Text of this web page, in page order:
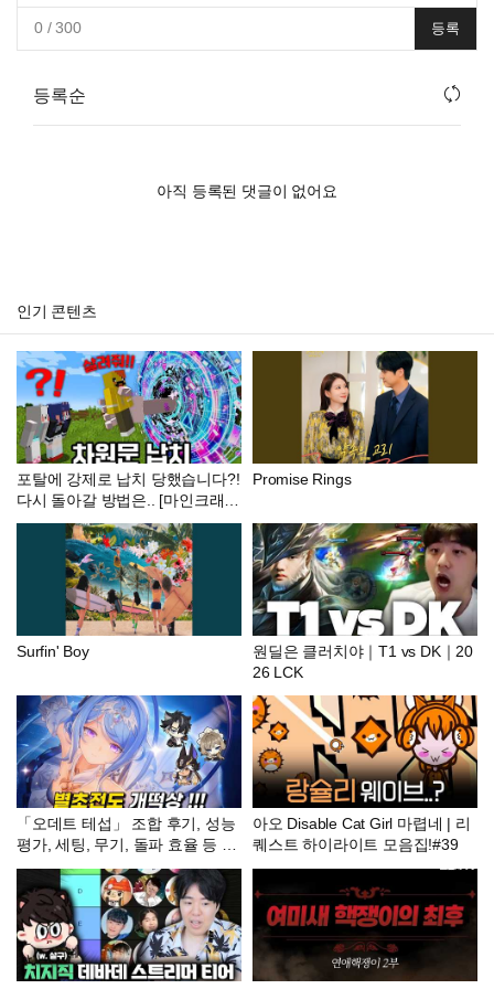
0/ 300 등록
등록순
아직 등록된 댓글이 없어요
인기 콘텐츠
포탈에 강제로 납치 당했습니다?!
다시 돌아갈 방법은.. [마인크래프
트]
Promise Rings
Surfin' Boy
원딜은 클러치야｜T1 vs DK｜20
26 LCK
「오데트 테섭」 조합 후기, 성능
평가, 세팅, 무기, 돌파 효율 등 암
튼 미쳤음 4K 60FPS [원신]
아오 Disable Cat Girl 마렵네 | 리
퀘스트 하이라이트 모음집!#39